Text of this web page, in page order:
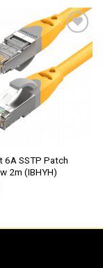
Add to
wishlist
6A SSTP Patch
2m (IBHYH)